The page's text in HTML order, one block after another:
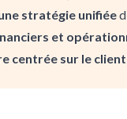
stratégie unifiée
et
centrée sur le client